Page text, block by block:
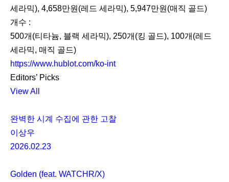
세라믹), 4,658만원(레드 세라믹), 5,947만원(매직 골드)
개수 :
500개(티타늄, 블랙 세라믹), 250개(킹 골드), 100개(레드
세라믹, 매직 골드)
https://www.hublot.com/ko-int
Editors’ Picks
View All
완벽한 시계 수집에 관한 고찰
이상우
2026.02.23
Golden (feat. WATCHR/X)